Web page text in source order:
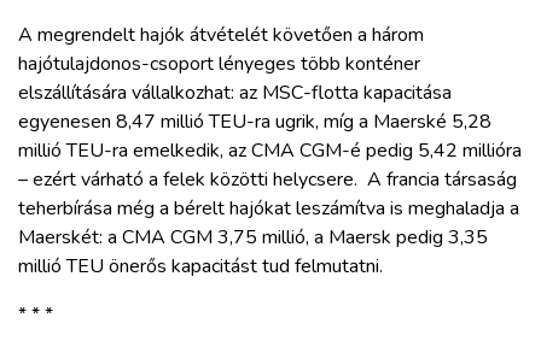
A megrendelt hajók átvételét követően a három
hajótulajdonos-csoport lényeges több konténer
elszállítására vállalkozhat: az MSC-flotta kapacitása
egyenesen 8,47 millió TEU-ra ugrik, míg a Maerské 5,28
millió TEU-ra emelkedik, az CMA CGM-é pedig 5,42 millióra
– ezért várható a felek közötti helycsere. A francia társaság
teherbírása még a bérelt hajókat leszámítva is meghaladja a
Maerskét: a CMA CGM 3,75 millió, a Maersk pedig 3,35
millió TEU önerős kapacitást tud felmutatni.
* * *